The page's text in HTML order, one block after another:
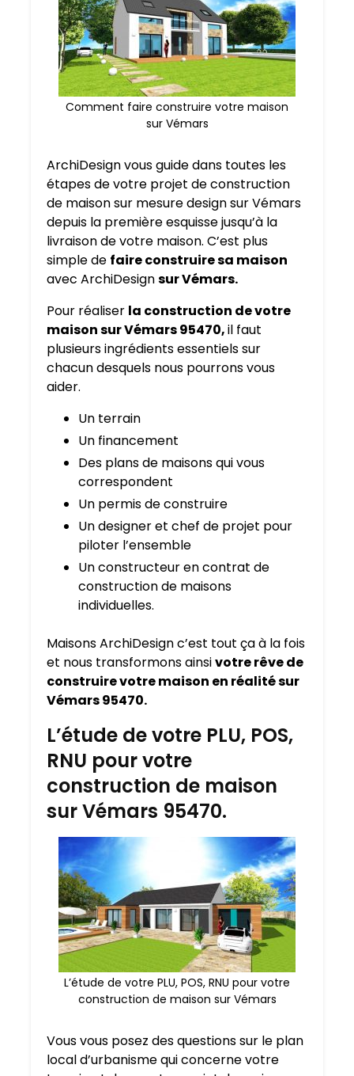
Comment faire construire votre maison
sur Vémars
ArchiDesign vous guide dans toutes les
étapes de votre projet de construction
de maison sur mesure design sur Vémars
depuis la première esquisse jusqu’à la
livraison de votre maison. C’est plus
simple de faire construire sa maison
avec ArchiDesignsur Vémars.
Pour réaliser la construction de votre
maison sur Vémars 95470,il faut
plusieurs ingrédients essentiels sur
chacun desquels nous pourrons vous
aider.
Un terrain
Un financement
Des plans de maisons qui vous
correspondent
Un permis de construire
Un designer et chef de projet pour
piloter l’ensemble
Un constructeur en contrat de
construction de maisons
individuelles.
Maisons ArchiDesign c’est tout ça à la fois
et nous transformons ainsivotre rêve de
construire votre maison en réalité sur
Vémars 95470.
L’étude de votre PLU, POS,
RNU pour votre
construction de maison
sur Vémars 95470.
L’étude de votre PLU, POS, RNU pour votre
construction de maison sur Vémars
Vous vous posez des questions sur le plan
local d’urbanisme qui concerne votre